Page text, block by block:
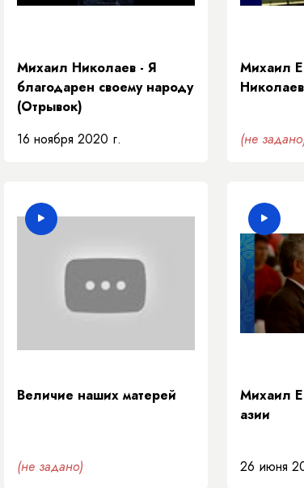
Михаил Николаев - Я
благодарен своему народу
(Отрывок)
16 ноября 2020 г.
Михаил
Николаев
(не
Величие наших матерей
(не задано)
Михаил
азии
26 июня